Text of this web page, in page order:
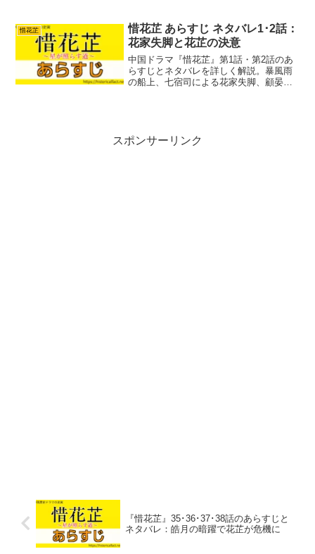
惜花芷
惜花芷 あらすじ ネタバレ1･2話：
花家失脚と花芷の決意
中国ドラマ『惜花芷』第1話・第2話のあ
らすじとネタバレを詳しく解説。暴風雨
の船上、七宿司による花家失脚、顧晏惜
スポンサーリンク
『惜花芷』35･36･37･38話のあらすじと
ネタバレ：皓月の暗躍で花芷が危機に